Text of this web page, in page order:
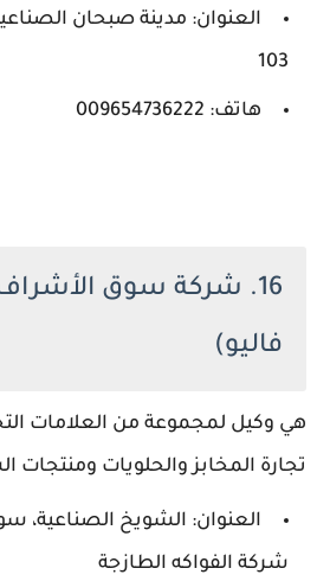
103
هاتف: 009654736222
16. شركة سوق
فاليو)
هي وكيل لمجموعة من العلامات
تجارة المخابز والحلويات ومنتجات
العنوان: الشويخ الصناعية،
شركة الفواكه الطازجة